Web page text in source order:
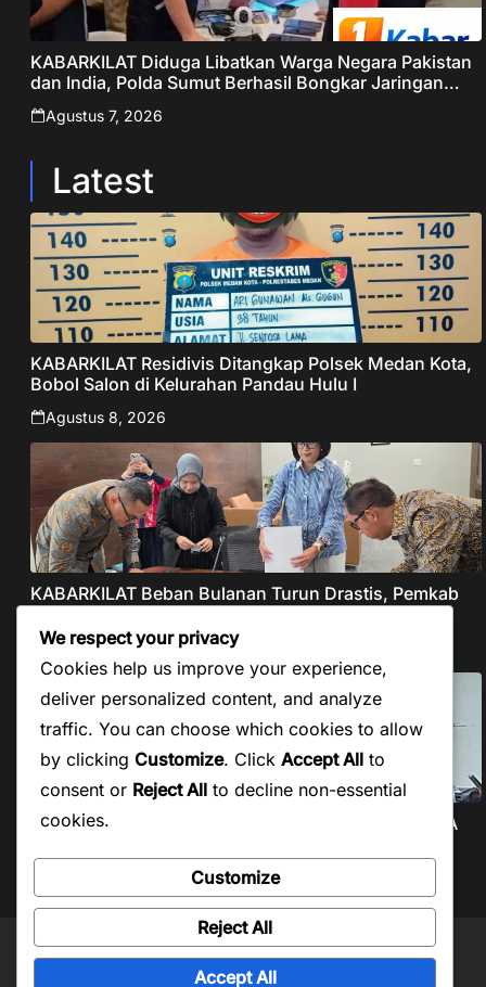
KABARKILAT Diduga Libatkan Warga Negara Pakistan
dan India, Polda Sumut Berhasil Bongkar Jaringan
Online Scamming Internasional
Agustus 7, 2026
Latest
KABARKILAT Residivis Ditangkap Polsek Medan Kota,
Bobol Salon di Kelurahan Pandau Hulu I
Agustus 8, 2026
KABARKILAT Beban Bulanan Turun Drastis, Pemkab
Agustus 8, 2026
KABARKILAT PWI Beri Kesempatan Pengaktifan KTA
Copyright © 2026 Kabar Kilat. Powered by
We respect your privacy
Cookies help us improve your experience,
deliver personalized content, and analyze
traffic. You can choose which cookies to allow
by clicking Customize. Click Accept All to
consent or Reject All to decline non-essential
cookies.
Customize
Reject All
Accept All